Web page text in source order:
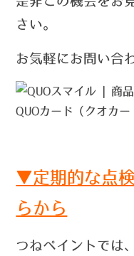
さい。
お気軽にお問い合
▼定期的な点
らから
つねペイントでは